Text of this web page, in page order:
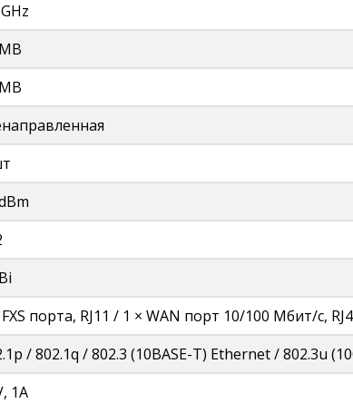
порта, RJ11 / 1 × WAN порт 10/100 Мбит/с,
/ 802.1q / 802.3 (10BASE-T) Ethernet / 802.3u
1A